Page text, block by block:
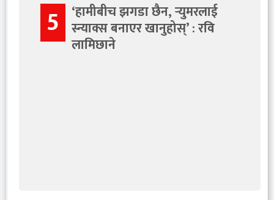
5 ‘हामीबीच झगडा छैन, र्‍युमरलाई
स्न्याक्स बनाएर खानुहोस्’ : रवि
लामिछाने